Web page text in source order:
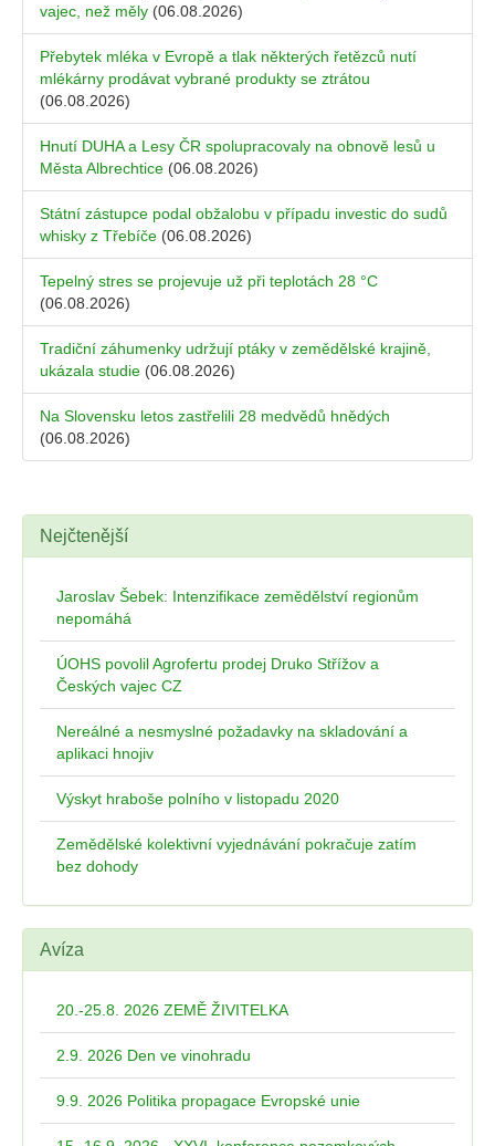
vajec, než měly (06.08.2026)
Přebytek mléka v Evropě a tlak některých řetězců nutí
mlékárny prodávat vybrané produkty se ztrátou
(06.08.2026)
Hnutí DUHA a Lesy ČR spolupracovaly na obnově lesů u
Města Albrechtice (06.08.2026)
Státní zástupce podal obžalobu v případu investic do sudů
whisky z Třebíče (06.08.2026)
Tepelný stres se projevuje už při teplotách 28 °C
(06.08.2026)
Tradiční záhumenky udržují ptáky v zemědělské krajině,
ukázala studie (06.08.2026)
Na Slovensku letos zastřelili 28 medvědů hnědých
(06.08.2026)
Nejčtenější
Jaroslav Šebek: Intenzifikace zemědělství regionům
nepomáhá
ÚOHS povolil Agrofertu prodej Druko Střížov a
Českých vajec CZ
Nereálné a nesmyslné požadavky na skladování a
aplikaci hnojiv
Výskyt hraboše polního v listopadu 2020
Zemědělské kolektivní vyjednávání pokračuje zatím
bez dohody
Avíza
20.-25.8. 2026 ZEMĚ ŽIVITELKA
2.9. 2026 Den ve vinohradu
9.9. 2026 Politika propagace Evropské unie